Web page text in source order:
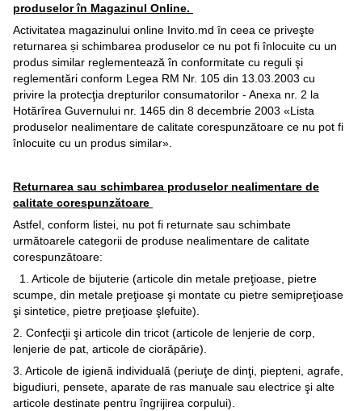
produselor în Magazinul Online.
Activitatea magazinului online Invito.md în ceea ce priveşte
returnarea și schimbarea produselor ce nu pot fi înlocuite cu un
produs similar reglementează în conformitate cu reguli şi
reglementări conform Legea RM Nr. 105 din 13.03.2003 cu
privire la protecţia drepturilor consumatorilor - Anexa nr. 2 la
Hotărîrea Guvernului nr. 1465 din 8 decembrie 2003 «Lista
produselor nealimentare de calitate corespunzătoare ce nu pot fi
înlocuite cu un produs similar».
Returnarea sau schimbarea produselor nealimentare de
calitate corespunzătoare
Astfel, conform listei, nu pot fi returnate sau schimbate
următoarele categorii de produse nealimentare de calitate
corespunzătoare:
1. Articole de bijuterie (articole din metale preţioase, pietre
scumpe, din metale preţioase şi montate cu pietre semipreţioase
şi sintetice, pietre preţioase şlefuite).
2. Confecţii şi articole din tricot (articole de lenjerie de corp,
lenjerie de pat, articole de ciorăpărie).
3. Articole de igienă individuală (periuţe de dinţi, piepteni, agrafe,
bigudiuri, pensete, aparate de ras manuale sau electrice şi alte
articole destinate pentru îngrijirea corpului).